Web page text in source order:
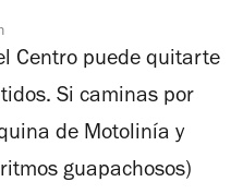
Centro puede quitarte
Si caminas por
de Motolinía y
guapachosos)